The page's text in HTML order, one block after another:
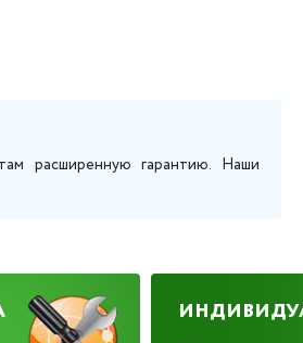
расширенную гарантию. Наши